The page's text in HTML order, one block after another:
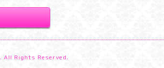
. All Rights Reserved.